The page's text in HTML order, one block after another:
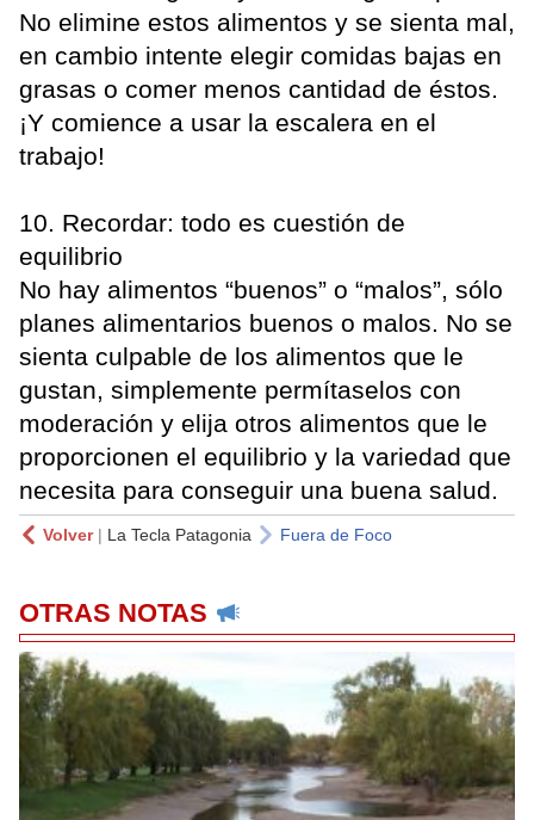
No elimine estos alimentos y se sienta mal,
en cambio intente elegir comidas bajas en
grasas o comer menos cantidad de éstos.
¡Y comience a usar la escalera en el
trabajo!
10. Recordar: todo es cuestión de
equilibrio
No hay alimentos “buenos” o “malos”, sólo
planes alimentarios buenos o malos. No se
sienta culpable de los alimentos que le
gustan, simplemente permítaselos con
moderación y elija otros alimentos que le
proporcionen el equilibrio y la variedad que
necesita para conseguir una buena salud.
Volver| La Tecla Patagonia Fuera de Foco
OTRAS NOTAS